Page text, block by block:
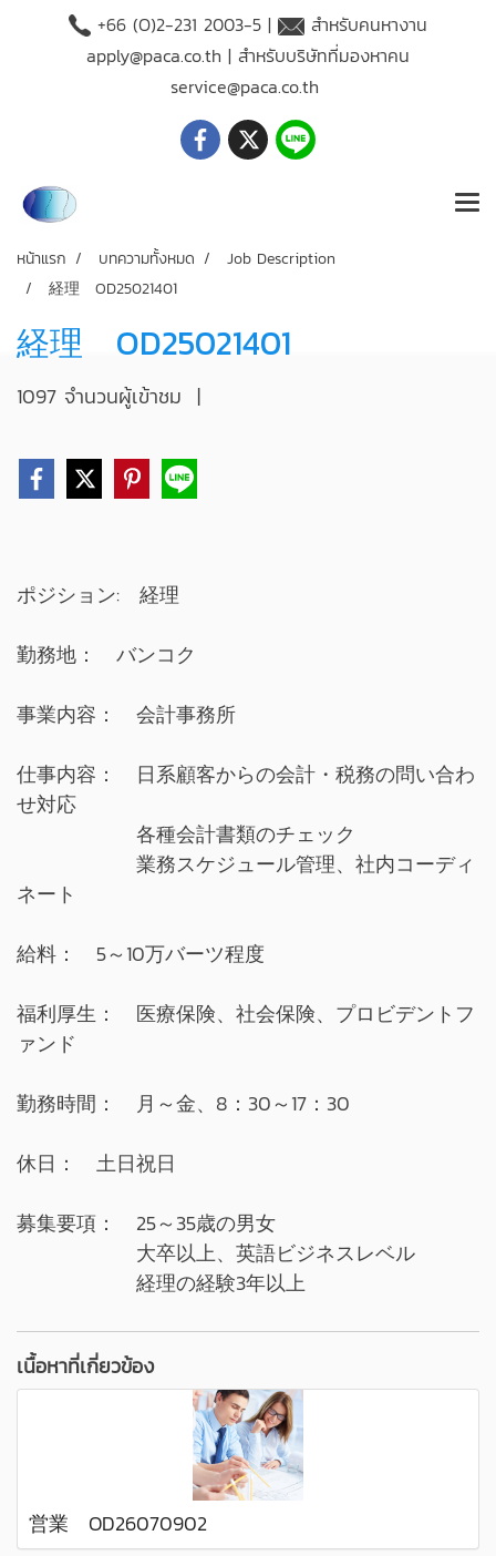
+66 (O)2-231 2003-5 |
สำหรับคนหางาน
apply@paca.co.th | สำหรับบริษัทที่มองหาคน
service@paca.co.th
หน้าแรก บทความทั้งหมด
Job Description
経理 OD25021401
経理 OD25021401
1097 จำนวนผู้เข้าชม |
ポジション: 経理
勤務地： バンコク
事業内容： 会計事務所
仕事内容： 日系顧客からの会計・税務の問い合わ
せ対応
各種会計書類のチェック
業務スケジュール管理、社内コーディ
ネート
給料： 5～10万バーツ程度
福利厚生： 医療保険、社会保険、プロビデントフ
ァンド
勤務時間： 月～金、8：30～17：30
休日： 土日祝日
募集要項： 25～35歳の男女
大卒以上、英語ビジネスレベル
経理の経験3年以上
เนื้อหาที่เกี่ยวข้อง
営業 OD26070902